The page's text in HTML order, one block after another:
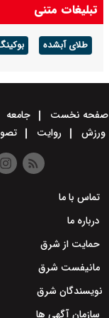
شهادت رهبری سرمایه و
تبلیغات متنی
طلای آبشده
صفحه نخست جامعه
ورزش
روایت
تماس با ما
درباره ما
حمایت از شرق
مانیفست شرق
نویسندگان شرق
سازمان آگهی ها